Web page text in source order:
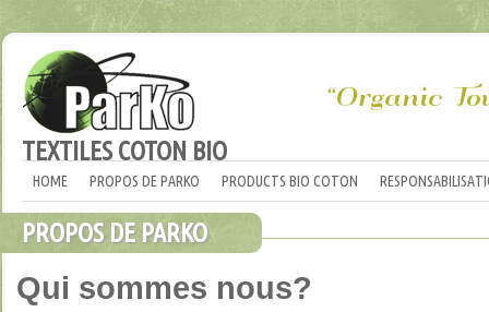
TEXTILES COTON BIO
HOME PROPOS DE PARKO PRODUCTS BIO COTON
PROPOS DE PARKO
Qui sommes nous?